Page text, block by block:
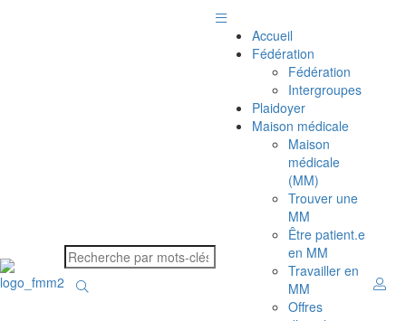
Accueil
Fédération
Fédération
Intergroupes
Plaidoyer
Maison médicale
Maison
médicale
(MM)
Trouver une
MM
Être patient.e
en MM
Travailler en
MM
Offres